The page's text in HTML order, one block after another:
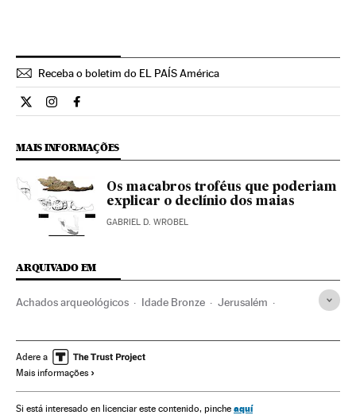
Receba o boletim do EL PAÍS América
Cultura El País Brasil en Twitter
Cultura El País Brasil en Instagram
Cultura El País Brasil en Facebook
MAIS INFORMAÇÕES
Os macabros troféus que poderiam
explicar o declínio dos maias
GABRIEL D. WROBEL
ARQUIVADO EM
Achados arqueológicos Idade Bronze Jerusalém
Arqueologia Pré-história
Ciência
Adere a
Mais informações
Si está interesado en licenciar este contenido, pinche aquí